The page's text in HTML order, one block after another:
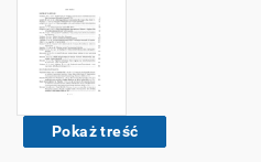
Pokaż treść